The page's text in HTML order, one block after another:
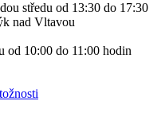
středu od 13:30 do 17:30
nad Vltavou
od 10:00 do 11:00 hodin